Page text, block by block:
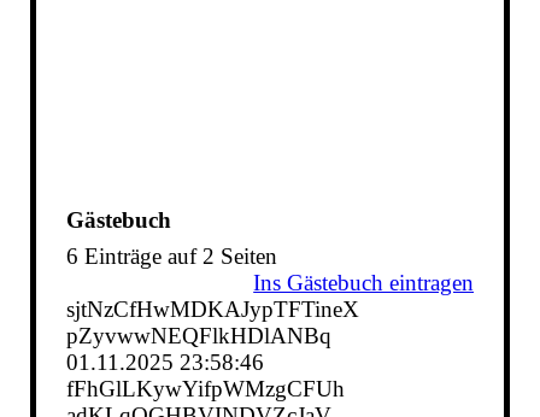
Gästebuch
6 Einträge auf 2 Seiten
Ins Gästebuch eintragen
sjtNzCfHwMDKAJypTFTineX
pZyvwwNEQFlkHDlANBq
01.11.2025 23:58:46
fFhGlLKywYifpWMzgCFUh